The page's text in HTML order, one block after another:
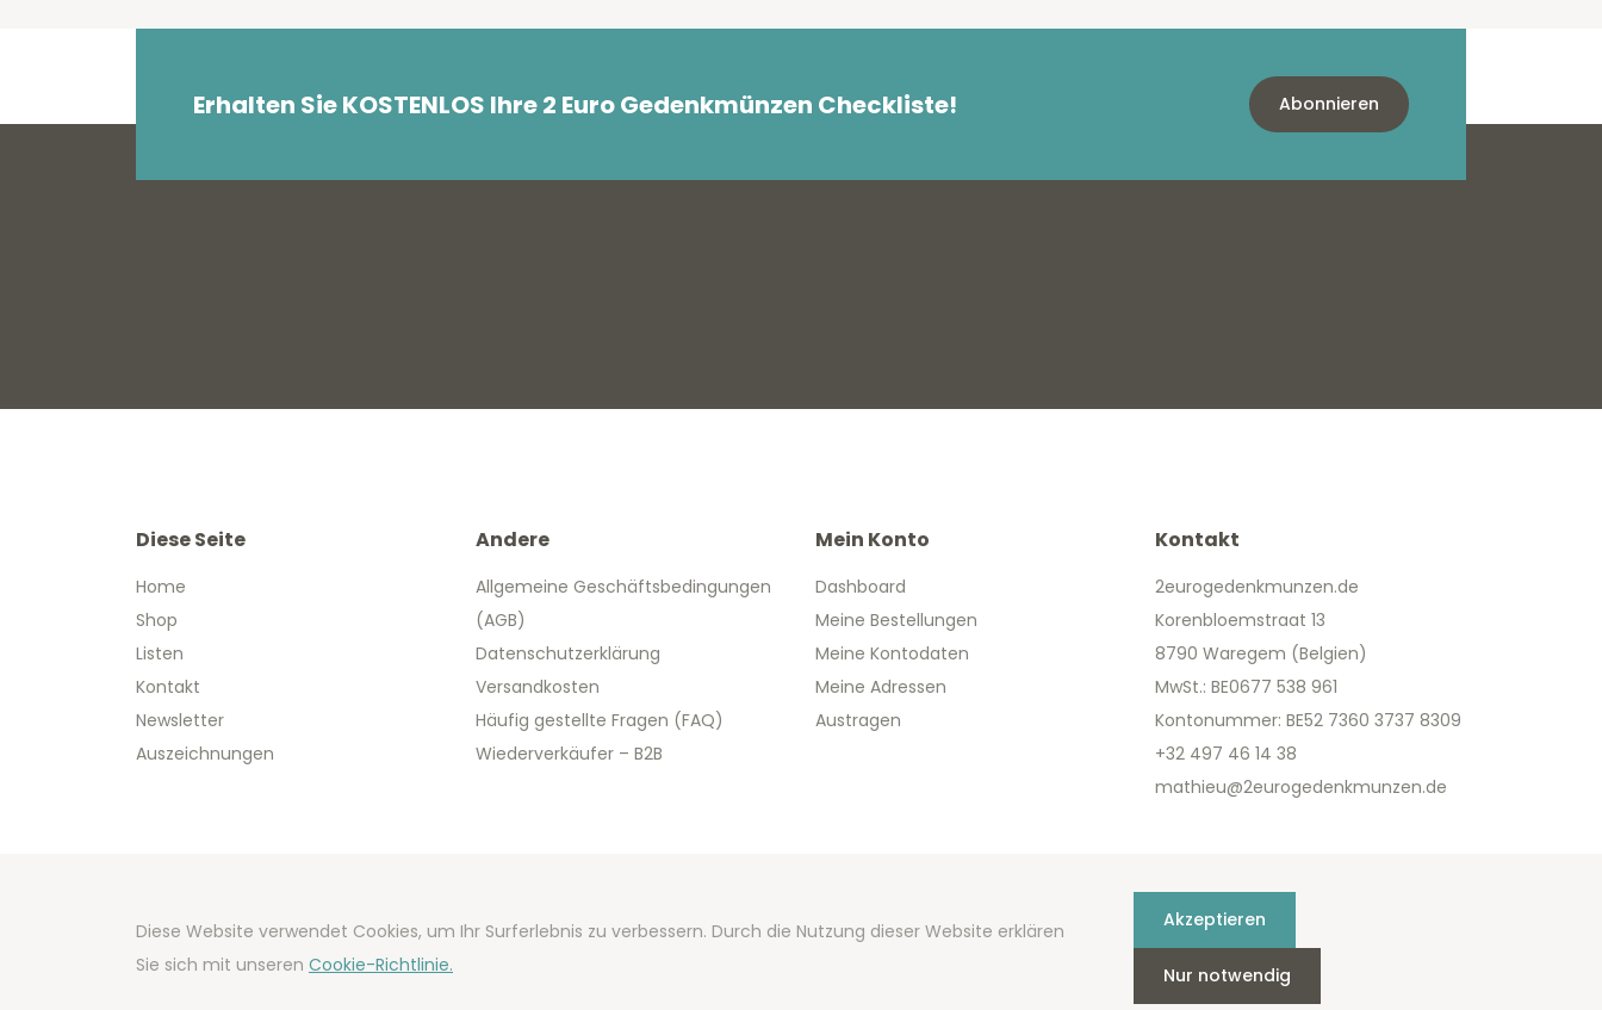
Erhalten Sie KOSTENLOS Ihre 2 Euro Gedenkmünzen Checkliste! Abonnieren
Diese Seite
Home
Shop
Listen
Kontakt
Newsletter
Auszeichnungen
Andere
Allgemeine Geschäftsbedingungen
(AGB)
Datenschutzerklärung
Versandkosten
Häufig gestellte Fragen (FAQ)
Wiederverkäufer – B2B
Mein Konto
Dashboard
Meine Bestellungen
Meine Kontodaten
Meine Adressen
Austragen
Kontakt
2eurogedenkmunzen.de
Korenbloemstraat 13
8790 Waregem (Belgien)
MwSt.: BE0677 538 961
Kontonummer: BE52 7360 3737 8309
+32 497 46 14 38
mathieu@2eurogedenkmunzen.de
- Content by 2eurogedenkmunzen.de
Diese Website verwendet Cookies, um Ihr Surferlebnis zu verbessern. Durch die Nutzung dieser Website erklären
Sie sich mit unseren Cookie-Richtlinie.
Akzeptieren
Nur notwendig